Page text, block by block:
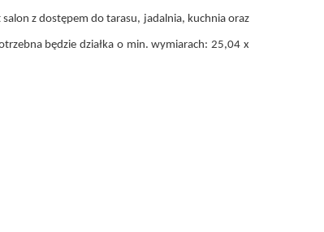
z dostępem do tarasu, jadalnia, kuchnia oraz
będzie działka o min. wymiarach: 25,04 x